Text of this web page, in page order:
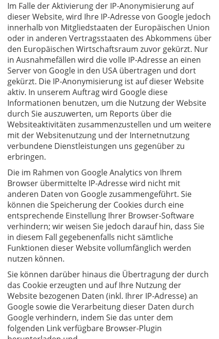
Im Falle der Aktivierung der IP-Anonymisierung auf
dieser Website, wird Ihre IP-Adresse von Google jedoch
innerhalb von Mitgliedstaaten der Europäischen Union
oder in anderen Vertragsstaaten des Abkommens über
den Europäischen Wirtschaftsraum zuvor gekürzt. Nur
in Ausnahmefällen wird die volle IP-Adresse an einen
Server von Google in den USA übertragen und dort
gekürzt. Die IP-Anonymisierung ist auf dieser Website
aktiv. In unserem Auftrag wird Google diese
Informationen benutzen, um die Nutzung der Website
durch Sie auszuwerten, um Reports über die
Websiteaktivitäten zusammenzustellen und um weitere
mit der Websitenutzung und der Internetnutzung
verbundene Dienstleistungen uns gegenüber zu
erbringen.
Die im Rahmen von Google Analytics von Ihrem
Browser übermittelte IP-Adresse wird nicht mit
anderen Daten von Google zusammengeführt. Sie
können die Speicherung der Cookies durch eine
entsprechende Einstellung Ihrer Browser-Software
verhindern; wir weisen Sie jedoch darauf hin, dass Sie
in diesem Fall gegebenenfalls nicht sämtliche
Funktionen dieser Website vollumfänglich werden
nutzen können.
Sie können darüber hinaus die Übertragung der durch
das Cookie erzeugten und auf Ihre Nutzung der
Website bezogenen Daten (inkl. Ihrer IP-Adresse) an
Google sowie die Verarbeitung dieser Daten durch
Google verhindern, indem Sie das unter dem
folgenden Link verfügbare Browser-Plugin